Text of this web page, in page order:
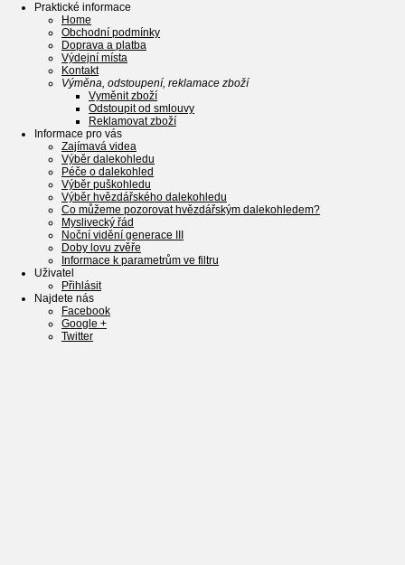
Praktické informace
Home
Obchodní podmínky
Doprava a platba
Výdejní místa
Kontakt
Výměna, odstoupení, reklamace zboží
Vyměnit zboží
Odstoupit od smlouvy
Reklamovat zboží
Informace pro vás
Zajímavá videa
Výběr dalekohledu
Péče o dalekohled
Výběr puškohledu
Výběr hvězdářského dalekohledu
Co můžeme pozorovat hvězdářským dalekohledem?
Myslivecký řád
Noční vidění generace III
Doby lovu zvěře
Informace k parametrům ve filtru
Uživatel
Přihlásit
Najdete nás
Facebook
Google +
Twitter